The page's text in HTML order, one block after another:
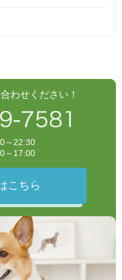
わせください！
～22:30
～17:00
こちら